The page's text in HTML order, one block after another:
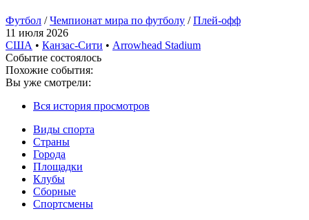
Футбол /Чемпионат мира по футболу /Плей-офф
11 июля 2026
США • Канзас-Сити • Arrowhead Stadium
Событие состоялось
Похожие события:
Вы уже смотрели:
Вся история просмотров
Виды спорта
Страны
Города
Площадки
Клубы
Сборные
Спортсмены